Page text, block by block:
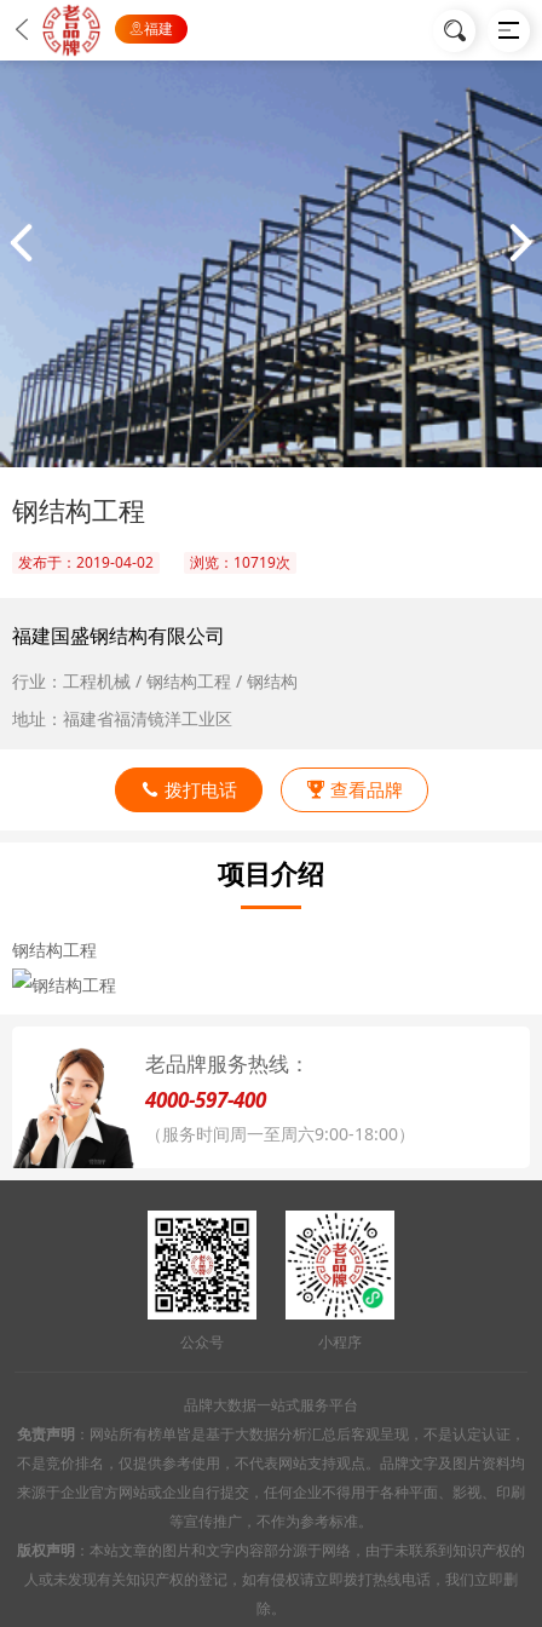
福建
钢结构工程
发布于：2019-04-02 浏览：10719次
福建国盛钢结构有限公司
行业：工程机械 / 钢结构工程 / 钢结构
地址：福建省福清镜洋工业区
拨打电话 查看品牌
项目介绍
钢结构工程
老品牌服务热线：
4000-597-400
（服务时间周一至周六9:00-18:00）
公众号 小程序
品牌大数据一站式服务平台
免责声明 ：网站所有榜单皆是基于大数据分析汇总后客观呈现，不是认定认证，
不是竞价排名，仅提供参考使用，不代表网站支持观点。品牌文字及图片资料均
来源于企业官方网站或企业自行提交，任何企业不得用于各种平面、影视、印刷
等宣传推广，不作为参考标准。
版权声明 ：本站文章的图片和文字内容部分源于网络，由于未联系到知识产权的
人或未发现有关知识产权的登记，如有侵权请立即拨打热线电话，我们立即删
除。